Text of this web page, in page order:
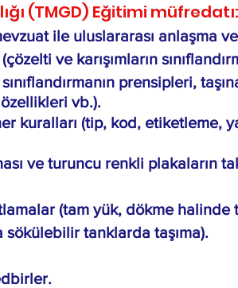
(TMGD) Eğitimi müfredatı:
ile uluslararası anlaşma
ve karışımların
prensipleri,
vb.).
kuralları (tip, kod, etiketleme,
ve turuncu renkli plakaların
(tam yük, dökme
sökülebilir tanklarda taşıma).